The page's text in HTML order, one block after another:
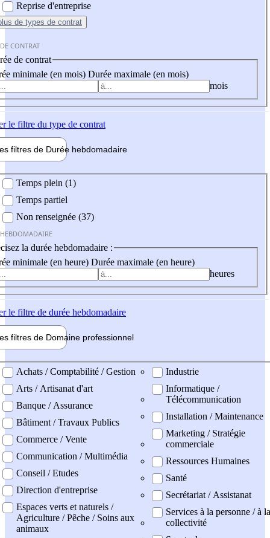
Reprise d'entreprise
de types de contrat
CONTRAT
de contrat
minimale (en mois) Durée maximale (en mois)
mois
le filtre du type de contrat
filtres de Durée hebdomadaire
Temps plein (1)
Temps partiel
Non renseignée (37)
la durée hebdomadaire :
minimale (en heure) Durée maximale (en heure)
heures
le filtre de durée hebdomadaire
filtres de Domaine professionnel
professionel
Achats / Comptabilité / Gestion
Arts / Artisanat d'art
Banque / Assurance
Bâtiment / Travaux Publics
Commerce / Vente
Communication / Multimédia
Conseil / Etudes
Direction d'entreprise
Espaces verts et naturels /
Agriculture / Pêche / Soins aux
animaux
Industrie
Informatique /
Télécommunication
Installation / Maintenance
Marketing / Stratégie
commerciale
Ressources Humaines
Santé
Secrétariat / Assistanat
Services à la personne / à la
collectivité